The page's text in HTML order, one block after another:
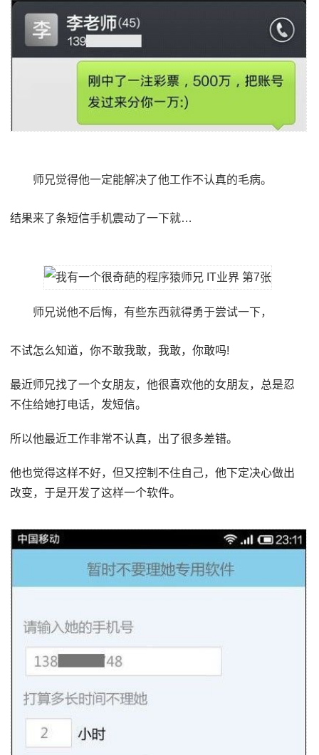
师兄觉得他一定能解决了他工作不认真的毛病。
结果来了条短信手机震动了一下就…
师兄说他不后悔，有些东西就得勇于尝试一下，
不试怎么知道，你不敢我敢，我敢，你敢吗!
最近师兄找了一个女朋友，他很喜欢他的女朋友，总是忍
不住给她打电话，发短信。
所以他最近工作非常不认真，出了很多差错。
他也觉得这样不好，但又控制不住自己，他下定决心做出
改变，于是开发了这样一个软件。